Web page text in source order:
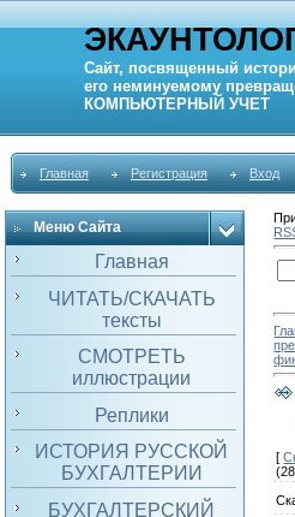
Сайт, посвященный
его неминуемому
КОМПЬЮТЕРНЫЙ УЧЕТ
Главная Регистрация Вход
Меню Сайта
Главная
ЧИТАТЬ/СКАЧАТЬ
тексты
СМОТРЕТЬ
иллюстрации
Реплики
ИСТОРИЯ РУССКОЙ
БУХГАЛТЕРИИ
БУХГАЛТЕРСКИЙ
[